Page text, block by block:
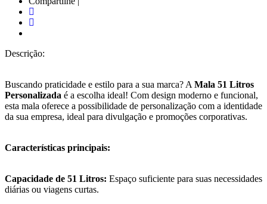
Descrição:
Buscando praticidade e estilo para a sua marca? A Mala 51 Litros
Personalizada é a escolha ideal! Com design moderno e funcional,
esta mala oferece a possibilidade de personalização com a identidade
da sua empresa, ideal para divulgação e promoções corporativas.
Características principais:
Capacidade de 51 Litros: Espaço suficiente para suas necessidades
diárias ou viagens curtas.